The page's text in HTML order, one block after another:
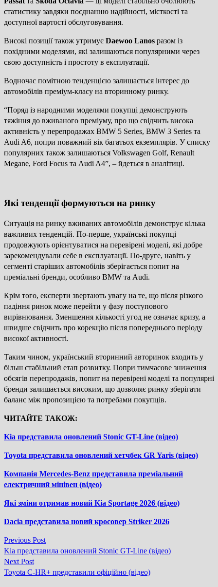
статистику завдяки поєднанню надійності, місткості та
доступної вартості обслуговування.
Високі позиції також утримує Daewoo Lanos разом із
похідними моделями, які залишаються популярними через
свою доступність і простоту в експлуатації.
Водночас помітною тенденцією залишається інтерес до
автомобілів преміум-класу на вторинному ринку.
“Поряд із народними моделями покупці демонструють
тяжіння до вживаного преміуму, про що свідчить висока
активність у перепродажах BMW 5 Series, BMW 3 Series та
Audi A6, попри поважний вік багатьох екземплярів. У списку
популярних також залишаються Volkswagen Golf, Renault
Megane, Ford Focus та Audi A4”, – йдеться в аналітиці.
Які тенденції формуються на ринку
Ситуація на ринку вживаних автомобілів демонструє кілька
важливих тенденцій. По-перше, українські покупці
продовжують орієнтуватися на перевірені моделі, які добре
зарекомендували себе в експлуатації. По-друге, навіть у
сегменті старіших автомобілів зберігається попит на
преміальні бренди, особливо BMW та Audi.
Крім того, експерти звертають увагу на те, що після різкого
падіння ринок може перейти у фазу поступового
вирівнювання. Зменшення кількості угод не означає кризу, а
швидше свідчить про корекцію після попереднього періоду
високої активності.
Таким чином, український вторинний авторинок входить у
більш стабільний етап розвитку. Попри тимчасове зниження
обсягів перепродажів, попит на перевірені моделі та популярні
бренди залишається високим, що дозволяє ринку зберігати
баланс між пропозицією та потребами покупців.
ЧИТАЙТЕ ТАКОЖ:
Kia представила оновлений Stonic GT-Line (відео)
Toyota представила оновлений хетчбек GR Yaris (відео)
Компанія Mercedes-Benz представила преміальний
електричний мінівен (відео)
Які зміни отримав новий Kia Sportage 2026 (відео)
Dacia представила новий кросовер Striker 2026
Навігація
записів
Previous PostPrevious
post:
Kia представила оновлений Stonic GT-Line (відео)
Next PostNext
post:
Toyota C-HR+ представили офіційно (відео)